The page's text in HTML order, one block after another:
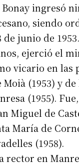
Bonay ingresó
siendo
de junio de
ejerció el
vicario en las
Moià (1953) y
(1955).
Miguel de
María de
(1958).
rector en